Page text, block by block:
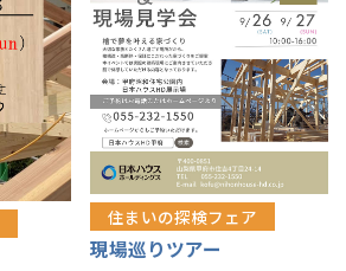
住まいの探検フェア
現場巡りツアー